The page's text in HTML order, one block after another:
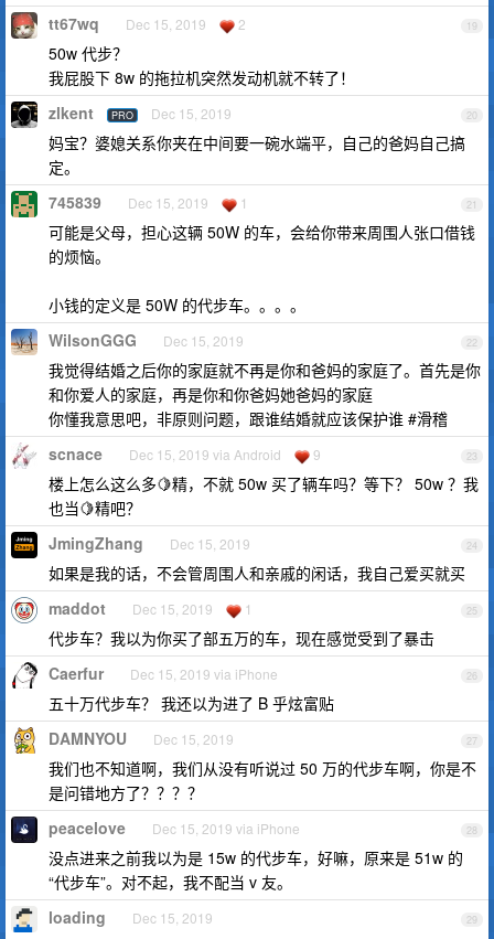
19
tt67wq Dec 15, 2019 2
50w 代步？
我屁股下 8w 的拖拉机突然发动机就不转了！
20
zlkent PRO Dec 15, 2019
妈宝？婆媳关系你夹在中间要一碗水端平，自己的爸妈自己搞
定。
21
745839 Dec 15, 2019 1
可能是父母，担心这辆 50W 的车，会给你带来周围人张口借钱
的烦恼。
小钱的定义是 50W 的代步车。。。。
22
WilsonGGG Dec 15, 2019
我觉得结婚之后你的家庭就不再是你和爸妈的家庭了。首先是你
和你爱人的家庭，再是你和你爸妈她爸妈的家庭
你懂我意思吧，非原则问题，跟谁结婚就应该保护谁 #滑稽
23
scnace Dec 15, 2019 via Android 9
楼上怎么这么多🍋精，不就 50w 买了辆车吗？等下？ 50w ？我
也当🍋精吧？
24
JmingZhang Dec 15, 2019
如果是我的话，不会管周围人和亲戚的闲话，我自己爱买就买
25
maddot Dec 15, 2019 1
代步车？我以为你买了部五万的车，现在感觉受到了暴击
26
Caerfur Dec 15, 2019 via iPhone
五十万代步车？ 我还以为进了 B 乎炫富贴
27
DAMNYOU Dec 15, 2019
我们也不知道啊，我们从没有听说过 50 万的代步车啊，你是不
是问错地方了？？？？
28
peacelove Dec 15, 2019 via iPhone
没点进来之前我以为是 15w 的代步车，好嘛，原来是 51w 的
“代步车”。对不起，我不配当 v 友。
29
loading Dec 15, 2019